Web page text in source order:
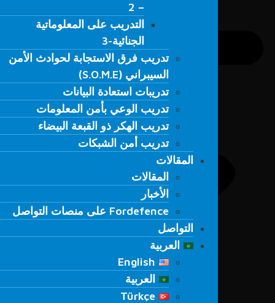
التدريب على المعلوماتية
الجنائية-3
تدريب فرق الاستجابة لحوادث الأمن
السيبراني (S.O.M.E)
تدريبات استعادة البيانات
تدريب الوعي بأمن المعلومات
تدريب الهكر ذو القبعة البيضاء
تدريب أمن الشبكات
المقالات
المقالات
الأخبار
Fordefence على منصات التواصل
التواصل
العربية
English
العربية
Türkçe
– 2
التدريب على المعلوماتية
الجنائية-3
تدريب فرق الاستجابة لحوادث الأمن
السيبراني (S.O.M.E)
تدريبات استعادة البيانات
تدريب الوعي بأمن المعلومات
تدريب الهكر ذو القبعة البيضاء
تدريب أمن الشبكات
المقالات
المقالات
الأخبار
Fordefence على منصات التواصل
التواصل
العربية
English
العربية
Türkçe